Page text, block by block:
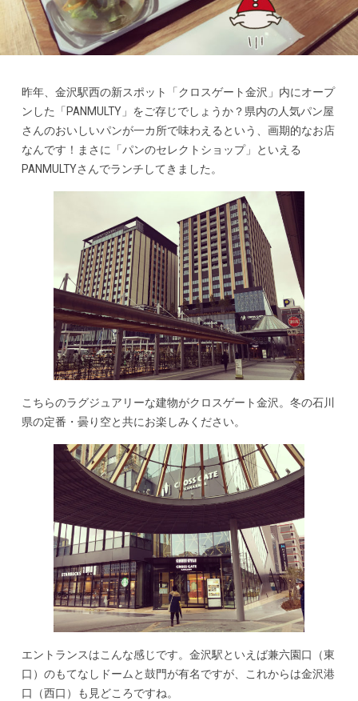
昨年、金沢駅西の新スポット「クロスゲート金沢」内にオープ
ンした「PANMULTY」をご存じでしょうか？県内の人気パン屋
さんのおいしいパンが一カ所で味わえるという、画期的なお店
なんです！まさに「パンのセレクトショップ」といえる
PANMULTYさんでランチしてきました。
こちらのラグジュアリーな建物がクロスゲート金沢。冬の石川
県の定番・曇り空と共にお楽しみください。
エントランスはこんな感じです。金沢駅といえば兼六園口（東
口）のもてなしドームと鼓門が有名ですが、これからは金沢港
口（西口）も見どころですね。